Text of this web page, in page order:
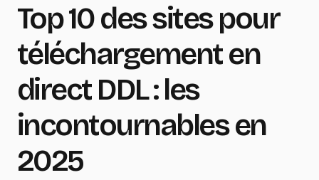
Top 10 des sites pour
téléchargement en
direct DDL : les
incontournables en
2025